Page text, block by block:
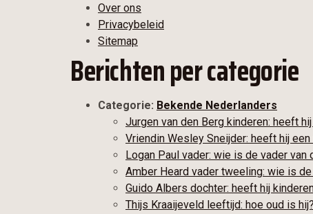
Over ons
Privacybeleid
Sitemap
Berichten per categorie
Categorie: Bekende Nederlanders
Jurgen van den Berg kinderen: heeft
Vriendin Wesley Sneijder: heeft hij een
Logan Paul vader: wie is de vader van
Amber Heard vader tweeling: wie is de
Guido Albers dochter: heeft hij
Thijs Kraaijeveld leeftijd: hoe oud is hij?